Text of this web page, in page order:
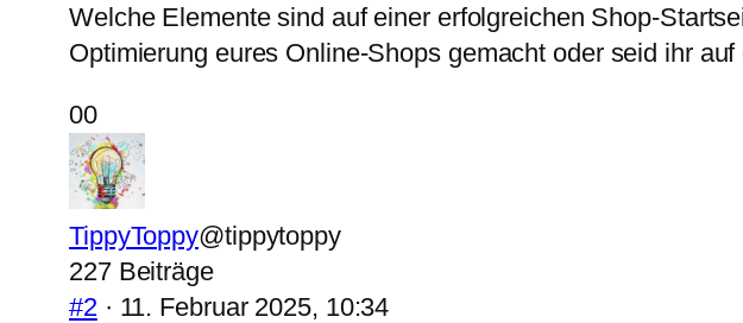
Welche Elemente sind auf einer erfolgreichen Shop-
Optimierung eures Online-Shops gemacht oder seid ihr
Anklicken
für
Daumen
nach
unten.
0Anklicken
für
Daumen
nach
oben.
0
TippyToppy@tippytoppy
227 Beiträge
#2 · 11. Februar 2025, 10:34